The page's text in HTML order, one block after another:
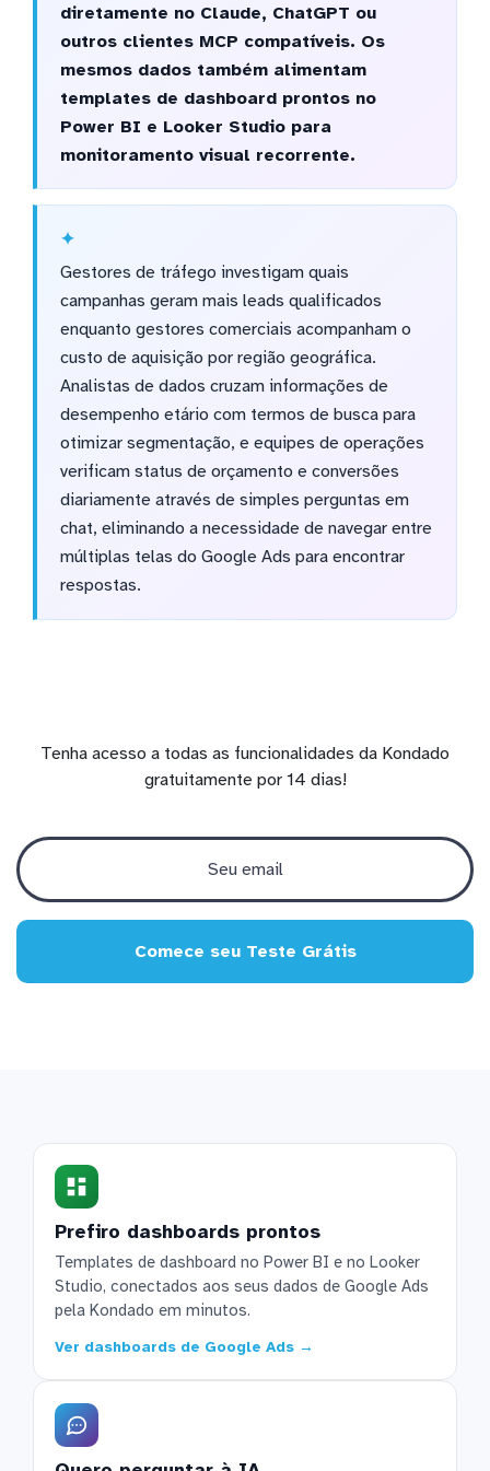
diretamente no Claude, ChatGPT ou
outros clientes MCP compatíveis. Os
mesmos dados também alimentam
templates de dashboard prontos no
Power BI e Looker Studio para
monitoramento visual recorrente.
Gestores de tráfego investigam quais
campanhas geram mais leads qualificados
enquanto gestores comerciais acompanham o
custo de aquisição por região geográfica.
Analistas de dados cruzam informações de
desempenho etário com termos de busca para
otimizar segmentação, e equipes de operações
verificam status de orçamento e conversões
diariamente através de simples perguntas em
chat, eliminando a necessidade de navegar entre
múltiplas telas do Google Ads para encontrar
respostas.
Tenha acesso a todas as funcionalidades da Kondado
gratuitamente por 14 dias!
Comece seu Teste Grátis
Prefiro dashboards prontos
Templates de dashboard no Power BI e no Looker
Studio, conectados aos seus dados de Google Ads
pela Kondado em minutos.
Ver dashboards de Google Ads →